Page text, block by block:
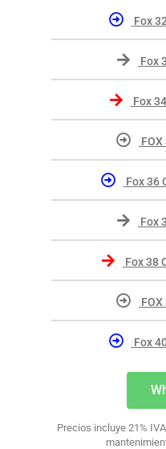
Fox
Fox
Fox
Fox 36
Fox
Fox 38
Fox
Precios incluye 21%